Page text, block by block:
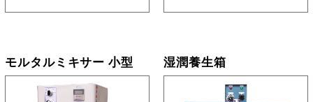
モルタルミキサー 小型 湿潤養生箱